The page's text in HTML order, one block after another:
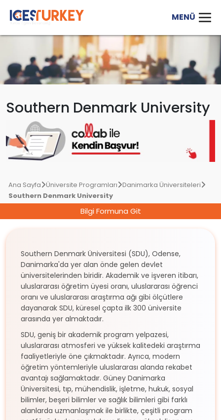
Southern Denmark University
Ana Sayfa Üniversite Programları Danimarka Üniversiteleri
Southern Denmark University
Bilgi Formuna Git
Southern Denmark Üniversitesi (SDU), Odense,
Danimarka'da yer alan önde gelen devlet
üniversitelerinden biridir. Akademik ve işveren itibarı,
uluslararası öğretim üyesi oranı, uluslararası öğrenci
oranı ve uluslararası araştırma ağı gibi ölçütlere
dayanarak SDU, küresel çapta ilk 300 üniversite
arasında yer almaktadır.
SDU, geniş bir akademik program yelpazesi,
uluslararası atmosferi ve yüksek kalitedeki araştırma
faaliyetleriyle öne çıkmaktadır. Ayrıca, modern
öğretim yöntemleriyle uluslararası alanda rekabet
avantajı sağlamaktadır. Güney Danimarka
Üniversitesi, tıp, mühendislik, işletme, hukuk, sosyal
bilimler, beşeri bilimler ve sağlık bilimleri gibi farklı
alanlarda uzmanlaşmak ile birlikte, çeşitli program